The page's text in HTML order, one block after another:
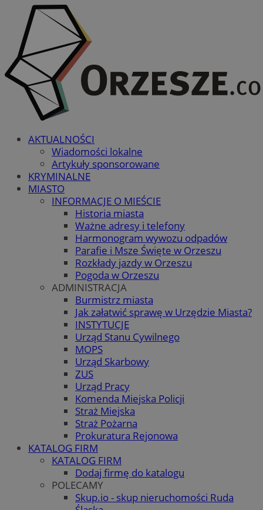
AKTUALNOŚCI
Wiadomości lokalne
Artykuły sponsorowane
KRYMINALNE
MIASTO
INFORMACJE O MIEŚCIE
Historia miasta
Ważne adresy i telefony
Harmonogram wywozu odpadów
Parafie i Msze Święte w Orzeszu
Rozkłady jazdy w Orzeszu
Pogoda w Orzeszu
ADMINISTRACJA
Burmistrz miasta
Jak załatwić sprawę w Urzędzie Miasta?
INSTYTUCJE
Urząd Stanu Cywilnego
MOPS
Urząd Skarbowy
ZUS
Urząd Pracy
Komenda Miejska Policji
Straż Miejska
Straż Pożarna
Prokuratura Rejonowa
KATALOG FIRM
KATALOG FIRM
Dodaj firmę do katalogu
POLECAMY
Skup.io - skup nieruchomości Ruda